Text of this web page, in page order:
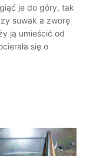
je do góry, tak
suwak a zworę
ją umieścić od
się o